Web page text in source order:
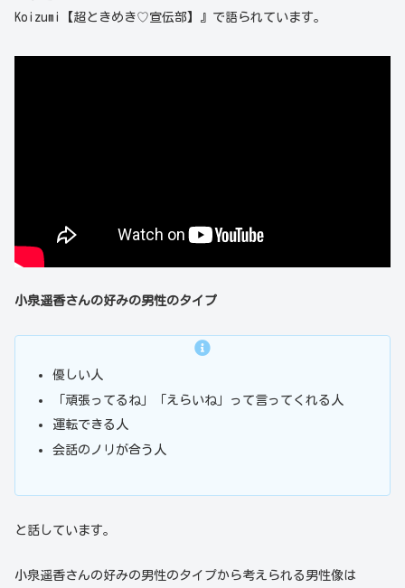
Koizumi【超ときめき♡宣伝部】』で語られています。
小泉遥香さんの好みの男性のタイプ
優しい人
「頑張ってるね」「えらいね」って言ってくれる人
運転できる人
会話のノリが合う人
と話しています。
小泉遥香さんの好みの男性のタイプから考えられる男性像は